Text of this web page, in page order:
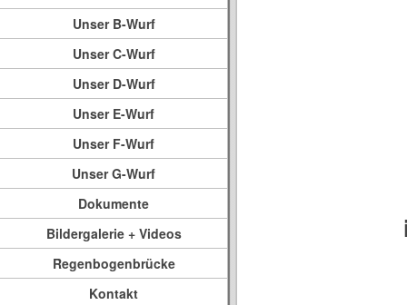
Unser B-Wurf
Unser C-Wurf
Unser D-Wurf
Unser E-Wurf
Unser F-Wurf
Unser G-Wurf
Dokumente
Bildergalerie + Videos
Regenbogenbrücke
Kontakt